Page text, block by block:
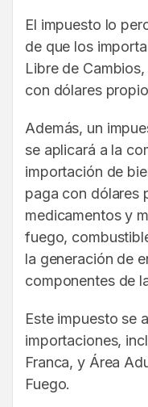
El impuesto lo
de que los
Libre de
con dólares
Además, un
se aplicará a la
importación de
paga con dólares
medicamentos y
fuego,
la generación de
componentes de
Este impuesto se
importaciones,
Franca, y Área
Fuego.